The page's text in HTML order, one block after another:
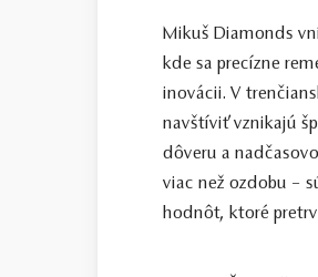
Mikuš Diamonds
kde sa precízne
inovácii. V
navštíviť vznikajú
dôveru a
viac než ozdobu –
hodnôt, ktoré